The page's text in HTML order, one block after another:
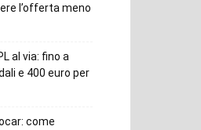
l’offerta meno
al via: fino a
e 400 euro per
come